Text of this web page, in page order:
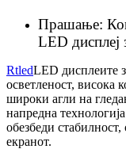
Прашање:
LED дисплеј
RtledLED дисплеите
осветленост, висока
широки агли на
напредна
обезбеди
екранот.